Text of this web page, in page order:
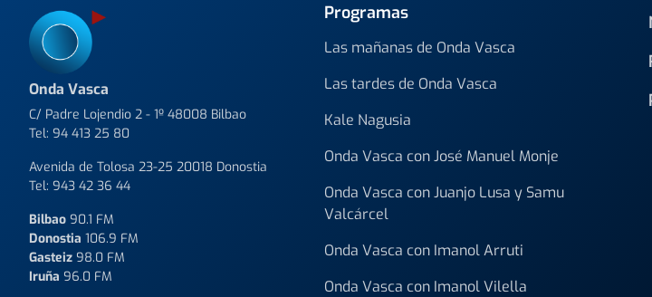
Programas
Las mañanas de Onda Vasca
Las tardes de Onda Vasca
Kale Nagusia
Onda Vasca con José Manuel Monje
Onda Vasca con Juanjo Lusa y Samu
Valcárcel
Onda Vasca con Imanol Arruti
Onda Vasca con Imanol Vilella
Onda Vasca
C/ Padre Lojendio 2 - 1º 48008 Bilbao
Tel: 94 413 25 80
Avenida de Tolosa 23-25 20018 Donostia
Tel: 943 42 36 44
Bilbao 90.1 FM
Donostia 106.9 FM
Gasteiz 98.0 FM
Iruña 96.0 FM